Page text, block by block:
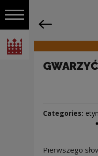
Open navigation
National Centre for Culture
Navigation
Categories:
Pierwszego